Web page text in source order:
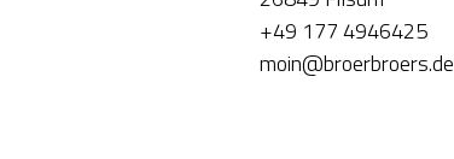
+49 177 4946425
moin@broerbroers.de